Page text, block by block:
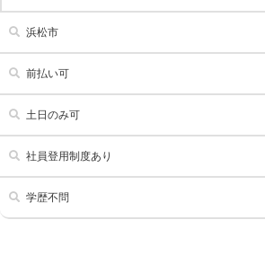
女性歓迎
車･バイク通勤可
道具･備品貸与
浜松市
前払い可
土日のみ可
社員登用制度あり
学歴不問